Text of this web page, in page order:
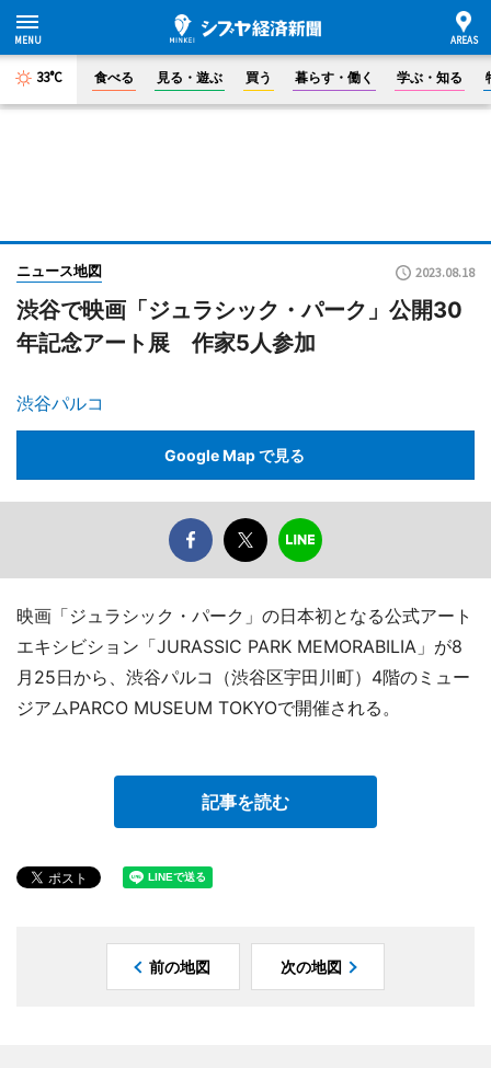
33°C 食べる 見る・遊ぶ 買う 暮らす・働く 学ぶ・知る
ニュース地図 2023.08.18
渋谷で映画「ジュラシック・パーク」公開30
年記念アート展 作家5人参加
渋谷パルコ
Google Map で見る
映画「ジュラシック・パーク」の日本初となる公式アート
エキシビション「JURASSIC PARK MEMORABILIA」が8
月25日から、渋谷パルコ（渋谷区宇田川町）4階のミュー
ジアムPARCO MUSEUM TOKYOで開催される。
記事を読む
前の地図 次の地図